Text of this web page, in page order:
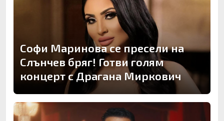
Софи Маринова се пресели на
Слънчев бряг! Готви голям
концерт с Драгана Миркович